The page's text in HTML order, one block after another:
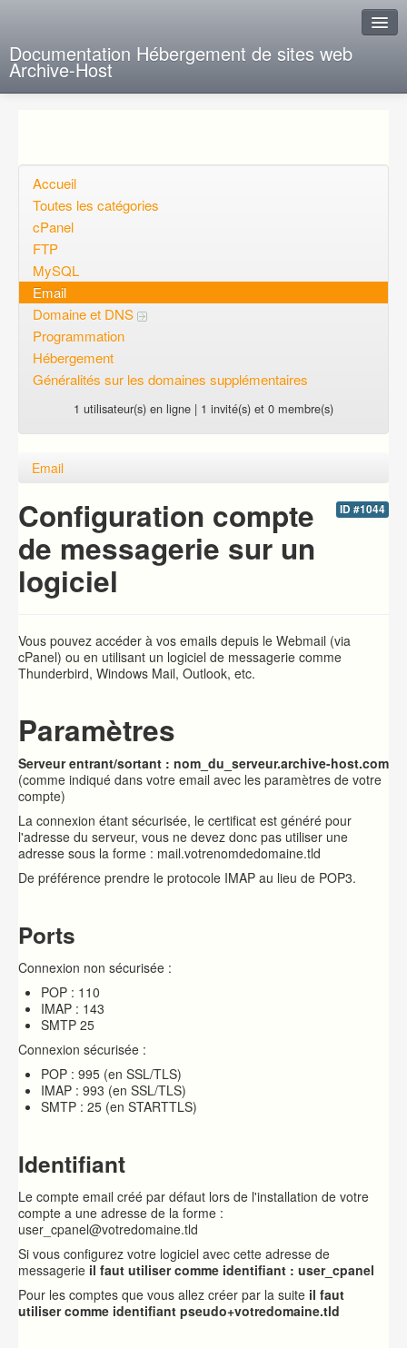
Documentation Hébergement de sites web
Archive-Host
Questions ouvertes
Voulez-vous vous inscrire?
Connexion
Accueil
Toutes les catégories
cPanel
FTP
MySQL
Email
Domaine et DNS
Programmation
Hébergement
Généralités sur les domaines supplémentaires
1 utilisateur(s) en ligne | 1 invité(s) et 0 membre(s)
Email
ID #1044
Configuration compte
de messagerie sur un
logiciel
Vous pouvez accéder à vos emails depuis le Webmail (via
cPanel) ou en utilisant un logiciel de messagerie comme
Thunderbird, Windows Mail, Outlook, etc.
Paramètres
Serveur entrant/sortant : nom_du_serveur.archive-host.com
(comme indiqué dans votre email avec les paramètres de votre
compte)
La connexion étant sécurisée, le certificat est généré pour
l'adresse du serveur, vous ne devez donc pas utiliser une
adresse sous la forme : mail.votrenomdedomaine.tld
De préférence prendre le protocole IMAP au lieu de POP3.
Ports
Connexion non sécurisée :
POP : 110
IMAP : 143
SMTP 25
Connexion sécurisée :
POP : 995 (en SSL/TLS)
IMAP : 993 (en SSL/TLS)
SMTP : 25 (en STARTTLS)
Identifiant
Le compte email créé par défaut lors de l'installation de votre
compte a une adresse de la forme :
user_cpanel@votredomaine.tld
Si vous configurez votre logiciel avec cette adresse de
messagerie il faut utiliser comme identifiant : user_cpanel
Pour les comptes que vous allez créer par la suite il faut
utiliser comme identifiant pseudo+votredomaine.tld